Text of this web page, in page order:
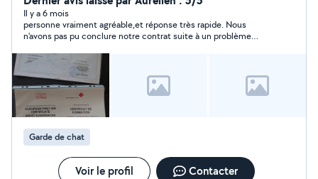
Il y a 6 mois
personne vraiment agréable,et réponse très rapide. Nous
n'avons pas pu conclure notre contrat suite à un problème
Garde de chat
Voir le profil Contacter